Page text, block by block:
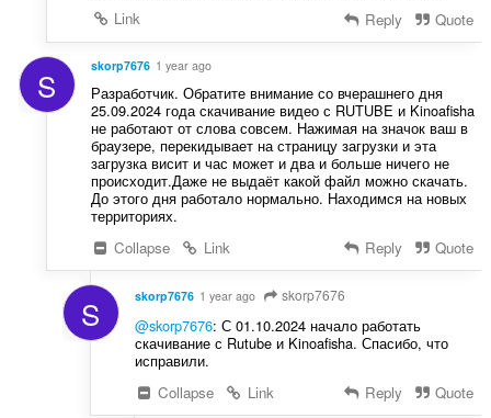
Link
Reply Quote
S skorp7676 1 year ago
Разработчик. Обратите внимание со вчерашнего дня
25.09.2024 года скачивание видео с RUTUBE и Kinoafisha
не работают от слова совсем. Нажимая на значок ваш в
браузере, перекидывает на страницу загрузки и эта
загрузка висит и час может и два и больше ничего не
происходит.Даже не выдаёт какой файл можно скачать.
До этого дня работало нормально. Находимся на новых
территориях.
Collapse
Link Reply Quote
S skorp7676 1 year ago skorp7676
@skorp7676: С 01.10.2024 начало работать
скачивание с Rutube и Kinoafisha. Спасибо, что
исправили.
Collapse
Link Reply Quote